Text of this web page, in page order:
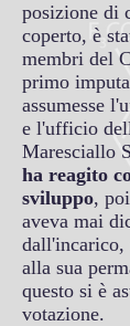
posizione di
coperto, è
membri del
primo
assumesse
e l'ufficio
Maresciallo
ha reagito
sviluppo,
aveva mai
dall'incarico,
alla sua
questo si è
votazione.